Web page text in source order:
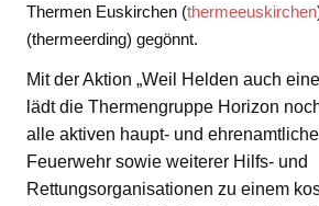
Thermen Euskirchen (thermeeuskirchen
(thermeerding) gegönnt.
Mit der Aktion „Weil Helden auch
lädt die Thermengruppe Horizon
alle aktiven haupt- und
Feuerwehr sowie weiterer Hilfs- und
Rettungsorganisationen zu einem